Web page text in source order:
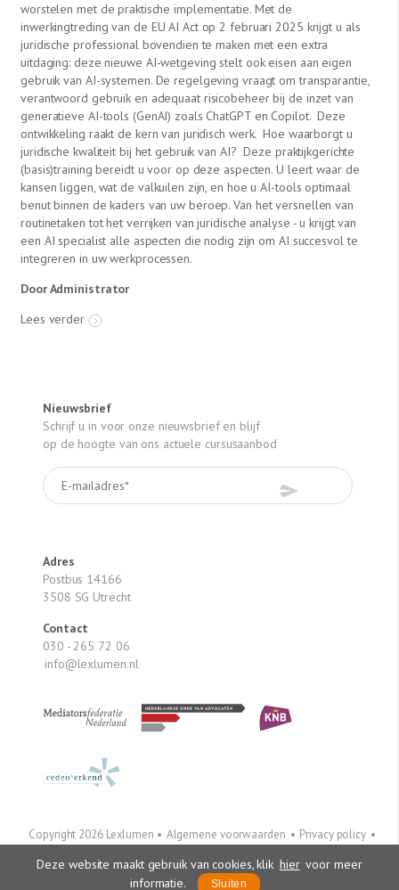
worstelen met de praktische implementatie. Met de
inwerkingtreding van de EU AI Act op 2 februari 2025 krijgt u als
juridische professional bovendien te maken met een extra
uitdaging: deze nieuwe AI-wetgeving stelt ook eisen aan eigen
gebruik van AI-systemen. De regelgeving vraagt om transparantie,
verantwoord gebruik en adequaat risicobeheer bij de inzet van
generatieve AI-tools (GenAI) zoals ChatGPT en Copilot. Deze
ontwikkeling raakt de kern van juridisch werk. Hoe waarborgt u
juridische kwaliteit bij het gebruik van AI? Deze praktijkgerichte
(basis)training bereidt u voor op deze aspecten. U leert waar de
kansen liggen, wat de valkuilen zijn, en hoe u AI-tools optimaal
benut binnen de kaders van uw beroep. Van het versnellen van
routinetaken tot het verrijken van juridische analyse - u krijgt van
een AI specialist alle aspecten die nodig zijn om AI succesvol te
integreren in uw werkprocessen.
Door Administrator
Lees verder
Nieuwsbrief
Schrijf u in voor onze nieuwsbrief en blijf
op de hoogte van ons actuele cursusaanbod
Adres
Postbus 14166
3508 SG Utrecht
Contact
030 - 265 72 06
info@lexlumen.nl
Copyright 2026 Lexlumen • Algemene voorwaarden • Privacy policy •
Deze website maakt gebruik van cookies, klik hier voor meer
informatie.
Sluiten